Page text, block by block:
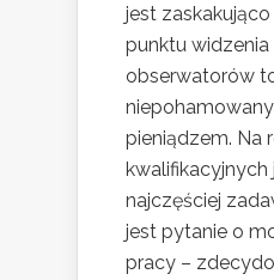
jest
punktu widzenia
obserwatorów
pieniądzem. Na
kwalifikacyjnych
najczęściej
jest pytanie o
pracy –